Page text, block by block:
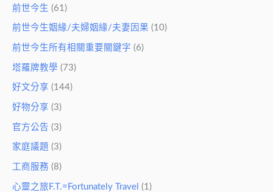
前世今生 (61)
前世今生姻緣/夫婦姻緣/夫妻因果 (10)
前世今生所有相關重要關鍵字 (6)
塔羅牌教學 (73)
好文分享 (144)
好物分享 (3)
官方公告 (3)
家庭議題 (3)
工商服務 (8)
心靈之旅F.T.=Fortunately Travel (1)